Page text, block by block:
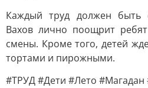
Каждый труд должен быть
Вахов лично поощрит
смены. Кроме того, детей
тортами и пирожными.
#ТРУД #Дети #Лето #Магадан